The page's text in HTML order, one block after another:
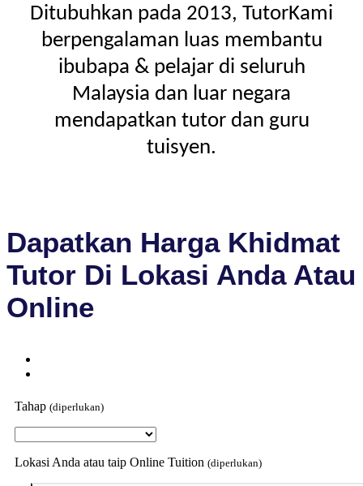
Ditubuhkan pada 2013, TutorKami
berpengalaman luas membantu
ibubapa & pelajar di seluruh
Malaysia dan luar negara
mendapatkan tutor dan guru
tuisyen.
Dapatkan Harga Khidmat
Tutor Di Lokasi Anda Atau
Online
Tahap (diperlukan)
Lokasi Anda atau taip Online Tuition (diperlukan)